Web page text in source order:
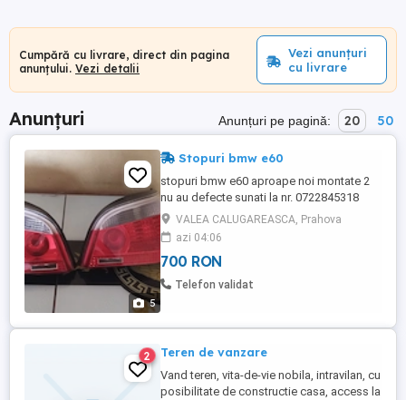
Cumpără cu livrare, direct din pagina
anunțului. Vezi detalii
Vezi anunțuri
cu livrare
Anunțuri Anunțuri pe pagină: 20 50
5
Stopuri bmw e60
stopuri bmw e60 aproape noi montate 2
nu au defecte sunati la nr. 0722845318
VALEA CALUGAREASCA, Prahova
azi 04:06
700 RON
Telefon validat
2 Teren de vanzare
Vand teren, vita-de-vie nobila, intravilan, cu
posibilitate de constructie casa, access la